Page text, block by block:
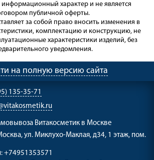
характер и не является
публичной оферты.
за собой право вносить изменения в
комплектацию и конструкцию, не
характеристики изделий, без
уведомления.
на полную версию сайта
135-35-71
Витакосметик в Москве
ул. Миклухо-Маклая, д34, 1 этаж, пом.
+74951353571